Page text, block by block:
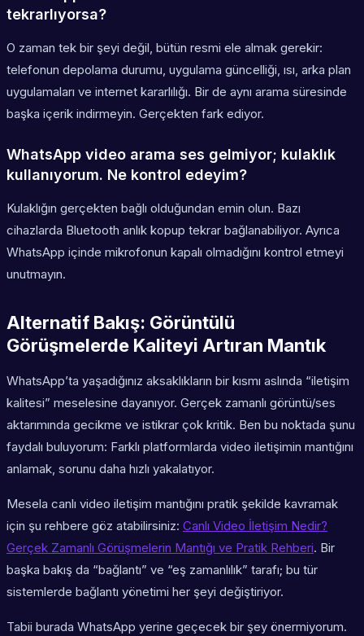
tekrarlıyorsa?
O zaman tek bir şeyi değil, bütün resmi ele almak gerekir:
telefonun depolama durumu, uygulama güncelliği, ısı, arka plan
uygulamaları ve internet kararlılığı. Bir de aynı arama süresinde
başka içerik indirmeyin. Gerçekten fark ediyor.
WhatsApp video arama ses gelmiyor; kulaklık
kullanıyorum. Ne kontrol edeyim?
Kulaklığın gerçekten bağlı olduğundan emin olun. Bazı
cihazlarda Bluetooth anlık kopup tekrar bağlanabiliyor. Ayrıca
WhatsApp içinde mikrofonun kapalı olmadığını kontrol etmeyi
unutmayın.
Alternatif Bakış: Görüntülü
Görüşmelerde Kaliteyi Artıran Mantık
WhatsApp’ta yaşadığınız aksaklıkların bir kısmı aslında “iletişim
kalitesi” meselesine dayanıyor. Gerçek zamanlı görüntü/ses
aktarımında gecikme ve istikrar çok kritik. Ben bu noktada şunu
faydalı buluyorum: Farklı platformlarda video iletişimin mantığını
anlamak, sorunu daha hızlı yakalatıyor.
Mesela canlı video iletişim mantığını pratik şekilde kavramak
için şu rehbere göz atabilirsiniz: Canlı Video İletişim Nedir?
Gerçek Zamanlı Görüşmelerin Mantığı ve Pratik Rehberi. Bir
başka bakış da “bağlantı” ve “eş zamanlılık” tarafı; bu tür
sistemlerde bağlantı yönetimi her şeyi değiştiriyor.
Tabii burada WhatsApp yerine geçecek bir şey önermiyorum.